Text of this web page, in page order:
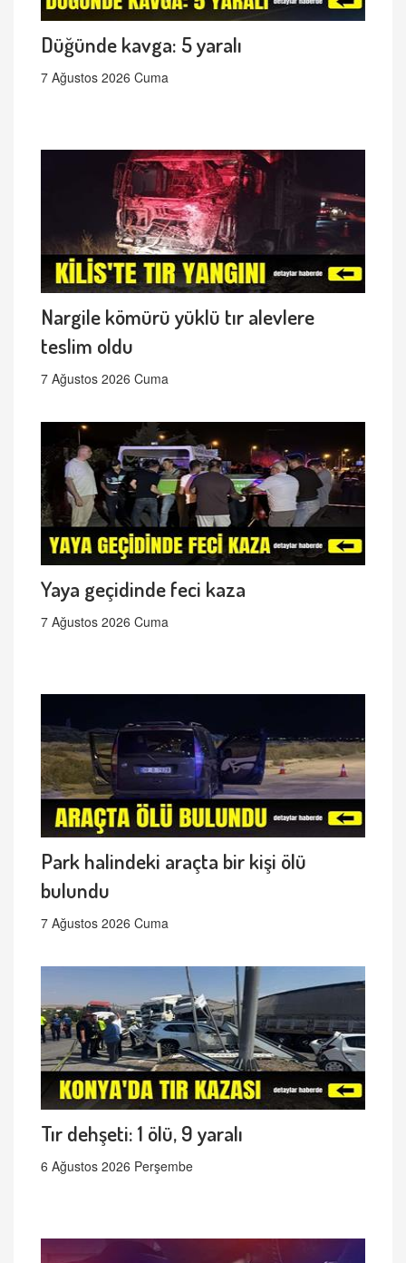
Düğünde kavga: 5 yaralı
7 Ağustos 2026 Cuma
Nargile kömürü yüklü tır alevlere
teslim oldu
7 Ağustos 2026 Cuma
Yaya geçidinde feci kaza
7 Ağustos 2026 Cuma
Park halindeki araçta bir kişi ölü
bulundu
7 Ağustos 2026 Cuma
Tır dehşeti: 1 ölü, 9 yaralı
6 Ağustos 2026 Perşembe